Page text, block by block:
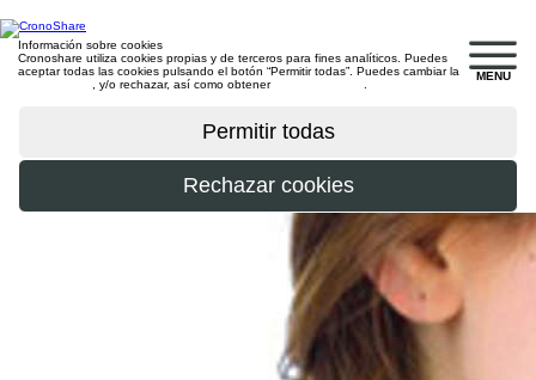
MENU
Información sobre cookies
Cronoshare utiliza cookies propias y de terceros para fines analíticos. Puedes
aceptar todas las cookies pulsando el botón “Permitir todas”. Puedes cambiar la
, y/o rechazar, así como obtener